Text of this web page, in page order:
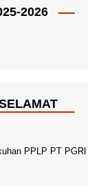
2026
PPLP PT PGRI